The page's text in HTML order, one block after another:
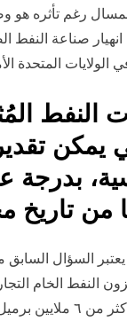
رغم تأثره هو
مقالا حول انهيار صناعة
يمكن
بدرجة
من تاريخ
السؤال
النفط الخام
الولايات المتحدة بمقدار 5.82 مليون برميل، وارتفاع مخزونات